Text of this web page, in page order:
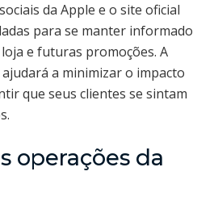
da Apple e o site oficial
para se manter informado
e futuras promoções. A
a minimizar o impacto
que seus clientes se sintam
operações da